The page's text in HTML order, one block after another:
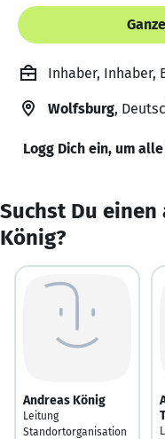
Inhaber, Inhaber,
Wolfsburg,
Logg Dich ein, um
Suchst Du
König?
Andreas König
Leitung
Standortorganisation